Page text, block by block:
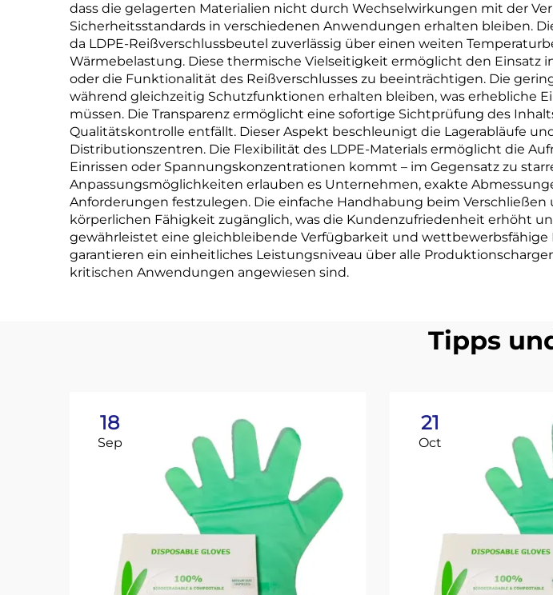
dass die gelagerten Materialien nicht durch Wechselwirkungen mit der
Sicherheitsstandards in verschiedenen Anwendungen erhalten bleiben.
da LDPE-Reißverschlussbeutel zuverlässig über einen weiten
Wärmebelastung. Diese thermische Vielseitigkeit ermöglicht den
oder die Funktionalität des Reißverschlusses zu beeinträchtigen. Die
während gleichzeitig Schutzfunktionen erhalten bleiben, was erhebliche
müssen. Die Transparenz ermöglicht eine sofortige Sichtprüfung des
Qualitätskontrolle entfällt. Dieser Aspekt beschleunigt die Lagerabläufe
Distributionszentren. Die Flexibilität des LDPE-Materials ermöglicht die
Einrissen oder Spannungskonzentrationen kommt – im Gegensatz zu
Anpassungsmöglichkeiten erlauben es Unternehmen, exakte
Anforderungen festzulegen. Die einfache Handhabung beim
körperlichen Fähigkeit zugänglich, was die Kundenzufriedenheit erhöht
gewährleistet eine gleichbleibende Verfügbarkeit und
garantieren ein einheitliches Leistungsniveau über alle
kritischen Anwendungen angewiesen sind.
Tipps
18
Sep
21
Oct